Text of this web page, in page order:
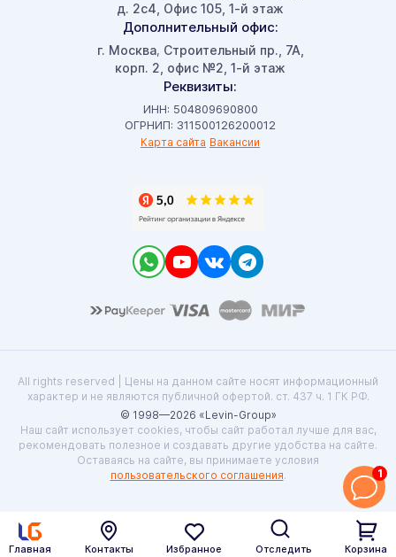
д. 2с4, Офис 105, 1-й этаж
Дополнительный офис:
г. Москва, Строительный пр., 7А,
корп. 2, офис №2, 1-й этаж
Реквизиты:
ИНН: 504809690800
ОГРНИП: 311500126200012
Карта сайта Вакансии
All rights reserved | Цены на данном сайте носят информационный
характер и не являются публичной офертой. ст. 437 ч. 1 ГК РФ.
© 1998—2026 «Levin-Group»
Наш сайт использует cookies, чтобы сайт работал лучше для вас,
рекомендовать полезное и создавать другие удобства на сайте.
Оставаясь на сайте, вы принимаете условия
пользовательского соглашения. 1
Главная Контакты Избранное Отследить Корзина